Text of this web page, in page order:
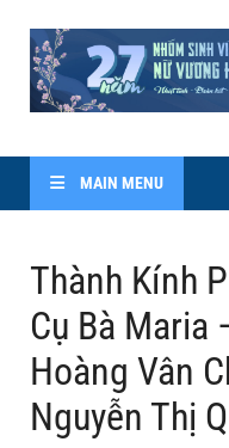
MAIN MENU
Thành Kính
Cụ Bà Maria
Hoàng Vân
Nguyễn Thị